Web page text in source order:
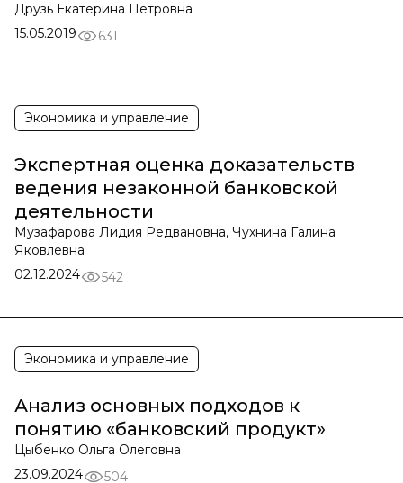
Друзь Екатерина Петровна
15.05.2019
631
Экономика и управление
Экспертная оценка доказательств
ведения незаконной банковской
деятельности
Музафарова Лидия Редвановна, Чухнина Галина
Яковлевна
02.12.2024
542
Экономика и управление
Анализ основных подходов к
понятию «банковский продукт»
Цыбенко Ольга Олеговна
23.09.2024
504